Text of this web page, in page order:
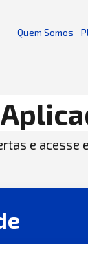
Quem Somos
e